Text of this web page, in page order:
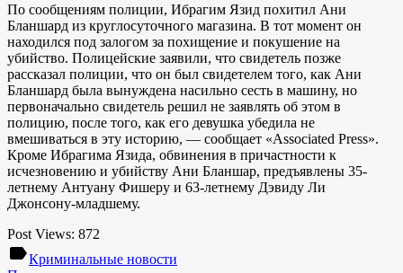
По сообщениям полиции, Ибрагим Язид похитил Ани
Бланшард из круглосуточного магазина. В тот момент он
находился под залогом за похищение и покушение на
убийство. Полицейские заявили, что свидетель позже
рассказал полиции, что он был свидетелем того, как Ани
Бланшард была вынуждена насильно сесть в машину, но
первоначально свидетель решил не заявлять об этом в
полицию, после того, как его девушка убедила не
вмешиваться в эту историю, — сообщает «Associated Press».
Кроме Ибрагима Язида, обвинения в причастности к
исчезновению и убийству Ани Бланшар, предъявлены 35-
летнему Антуану Фишеру и 63-летнему Дэвиду Ли
Джонсону-младшему.
Post Views: 872
labelКриминальные новости